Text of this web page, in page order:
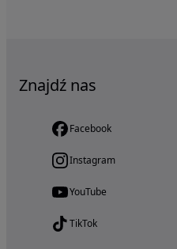
Znajdź nas
Facebook
Instagram
YouTube
TikTok